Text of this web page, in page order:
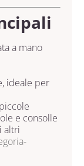
a mano
ideale per
e consolle
altri